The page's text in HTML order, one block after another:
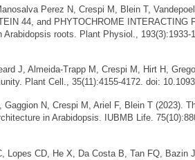
Perez N, Crespi M, Blein T,
44, and PHYTOCHROME INTERACTING
roots. Plant Physiol., 193(3):1933-
Almeida-Trapp M, Crespi M, Hirt H,
Plant Cell., 35(11):4155-4172. doi:
N, Crespi M, Ariel F, Blein T (2023).
in Arabidopsis. IUBMB Life.
CD, He X, Da Costa B, Tan FQ, Bazin